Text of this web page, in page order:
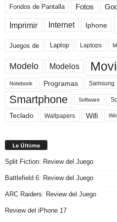
Fondos de Pantalla Fotos
Imprimir Internet Iphone
Juegos de Laptop Laptops
Modelo Modelos
Notebook Programas Samsung
Smartphone Software
Teclado Wallpapers Wifi
Lo Último
Split Fiction: Review del Juego
Battlefield 6: Review del Juego
ARC Raiders: Review del Juego
Review del iPhone 17